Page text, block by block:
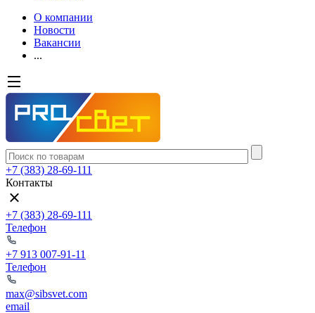
О компании
Новости
Вакансии
...
+7 (383) 28-69-111
Контакты
+7 (383) 28-69-111
Телефон
+7 913 007-91-11
Телефон
max@sibsvet.com
email